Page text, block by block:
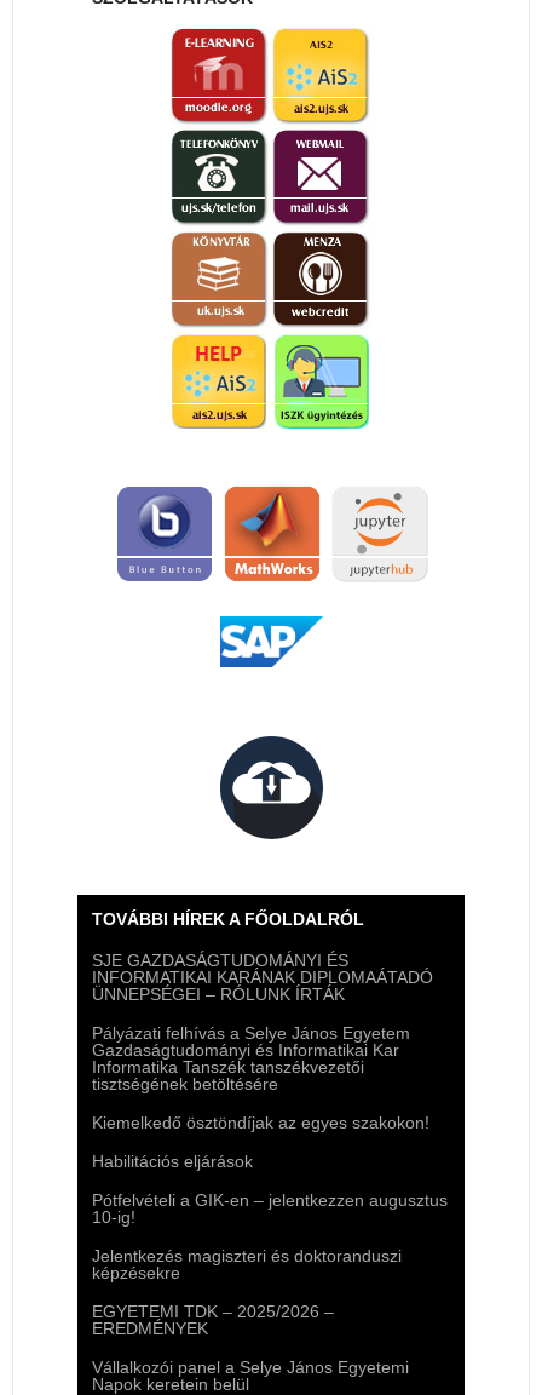
TOVÁBBI HÍREK A FŐOLDALRÓL
SJE GAZDASÁGTUDOMÁNYI ÉS
INFORMATIKAI KARÁNAK DIPLOMAÁTADÓ
ÜNNEPSÉGEI – RÓLUNK ÍRTÁK
Pályázati felhívás a Selye János Egyetem
Gazdaságtudományi és Informatikai Kar
Informatika Tanszék tanszékvezetői
tisztségének betöltésére
Kiemelkedő ösztöndíjak az egyes szakokon!
Habilitációs eljárások
Pótfelvételi a GIK-en – jelentkezzen augusztus
10-ig!
Jelentkezés magiszteri és doktoranduszi
képzésekre
EGYETEMI TDK – 2025/2026 –
EREDMÉNYEK
Vállalkozói panel a Selye János Egyetemi
Napok keretein belül